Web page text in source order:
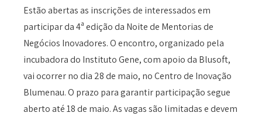
Estão abertas as inscrições de interessados em
participar da 4ª edição da Noite de Mentorias de
Negócios Inovadores. O encontro, organizado pela
incubadora do Instituto Gene, com apoio da Blusoft,
vai ocorrer no dia 28 de maio, no Centro de Inovação
Blumenau. O prazo para garantir participação segue
aberto até 18 de maio. As vagas são limitadas e devem